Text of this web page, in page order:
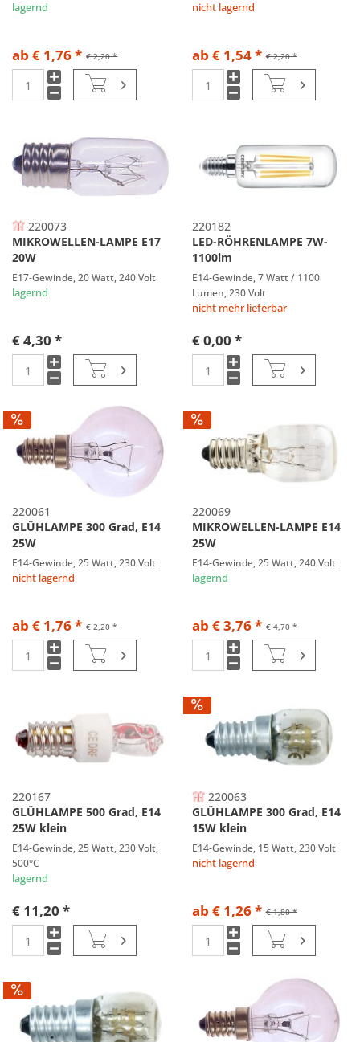
lagernd
€ 2,20 *
ab € 1,76 *
nicht lagernd
€ 2,20 *
ab € 1,54 *
220073
MIKROWELLEN-LAMPE E17
20W
E17-Gewinde, 20 Watt, 240 Volt
lagernd
€ 4,30 *
220182
LED-RÖHRENLAMPE 7W-
1100lm
E14-Gewinde, 7 Watt / 1100
Lumen, 230 Volt
nicht mehr lieferbar
€ 0,00 *
220061
GLÜHLAMPE 300 Grad, E14
25W
E14-Gewinde, 25 Watt, 230 Volt
nicht lagernd
€ 2,20 *
ab € 1,76 *
220069
MIKROWELLEN-LAMPE E14
25W
E14-Gewinde, 25 Watt, 240 Volt
lagernd
€ 4,70 *
ab € 3,76 *
220167
GLÜHLAMPE 500 Grad, E14
25W klein
E14-Gewinde, 25 Watt, 230 Volt,
500°C
lagernd
€ 11,20 *
220063
GLÜHLAMPE 300 Grad, E14
15W klein
E14-Gewinde, 15 Watt, 230 Volt
nicht lagernd
€ 1,80 *
ab € 1,26 *